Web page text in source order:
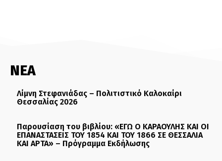
ΝΕΑ
Λίμνη Στεφανιάδας – Πολιτιστικό Καλοκαίρι
Θεσσαλίας 2026
Παρουσίαση του βιβλίου: «ΕΓΩ Ο ΚΑΡΑΟΥΛΗΣ ΚΑΙ ΟΙ
ΕΠΑΝΑΣΤΑΣΕΙΣ ΤΟΥ 1854 ΚΑΙ ΤΟΥ 1866 ΣΕ ΘΕΣΣΑΛΙΑ
ΚΑΙ ΑΡΤΑ» – Πρόγραμμα Εκδήλωσης